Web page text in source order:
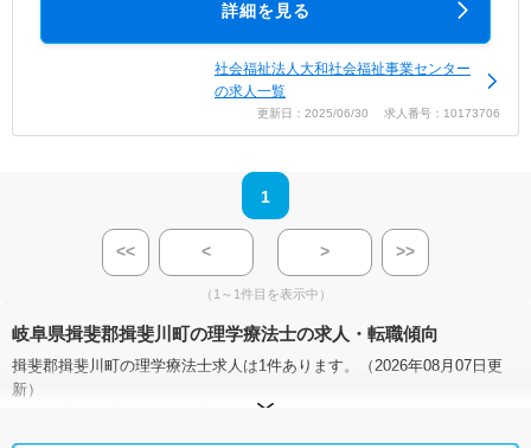
詳細を見る
社会福祉法人大和社会福祉事業センター
の求人一覧
更新日：2025/06/30 求人番号：10173706
1
<< < > >>
（1～1件目を表示中）
岐阜県揖斐郡揖斐川町の理学療法士の求人・転職傾向
揖斐郡揖斐川町の理学療法士求人は1件あります。（2026年08月07日更
新）
サイト上に掲載されている求人の他に、